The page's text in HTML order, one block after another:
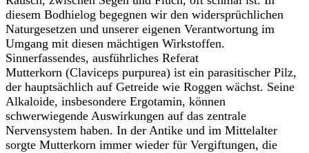
diesem Bodhielog begegnen wir den widersprüchlichen
Naturgesetzen und unserer eigenen Verantwortung im
Umgang mit diesen mächtigen Wirkstoffen.
Sinnerfassendes, ausführliches Referat
Mutterkorn (Claviceps purpurea) ist ein parasitischer Pilz,
der hauptsächlich auf Getreide wie Roggen wächst. Seine
Alkaloide, insbesondere Ergotamin, können
schwerwiegende Auswirkungen auf das zentrale
Nervensystem haben. In der Antike und im Mittelalter
sorgte Mutterkorn immer wieder für Vergiftungen, die